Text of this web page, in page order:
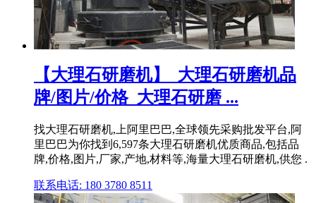
【大理石研磨机】_大理石研磨机品
牌/图片/价格_大理石研磨 ...
找大理石研磨机,上阿里巴巴,全球领先采购批发平台,阿
里巴巴为你找到6,597条大理石研磨机优质商品,包括品
牌,价格,图片,厂家,产地,材料等,海量大理石研磨机,供您 .
联系电话: 180 3780 8511